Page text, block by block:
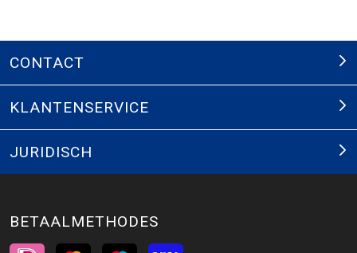
CONTACT
KLANTENSERVICE
JURIDISCH
BETAALMETHODES